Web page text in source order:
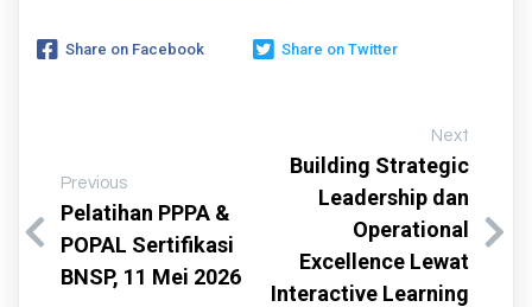
Share on Facebook Share on Twitter
Previous
Pelatihan PPPA &
POPAL Sertifikasi
BNSP, 11 Mei 2026
Next
Building Strategic
Leadership dan
Operational
Excellence Lewat
Interactive Learning